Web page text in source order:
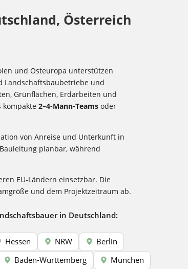
Österreich
und Osteuropa unterstützen
Landschaftsbaubetriebe und
Grünflächen, Erdarbeiten und
kompakte2–4-Mann-Teams oder
von Anreise und Unterkunft in
planbar, während
EU-Ländern einsetzbar. Die
und dem Projektzeitraum ab.
in Deutschland:
Hessen
NRW
Baden-Württemberg München
Berlin